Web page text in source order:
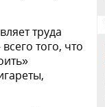
труда
того, что